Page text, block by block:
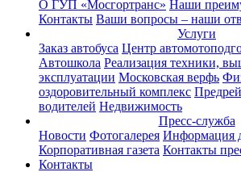
О ГУП «Мосгортранс» Наши
Контакты Ваши вопросы – наши
Услуги
Заказ автобуса Центр
Автошкола Реализация техники,
эксплуатации Московская верфь
оздоровительный комплекс
водителей Недвижимость
Пресс-служба
Новости Фотогалерея Информация
Корпоративная газета Контакты
Контакты